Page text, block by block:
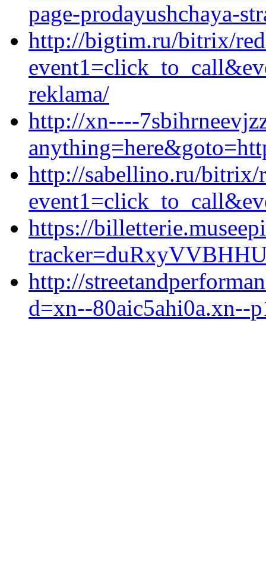
page-prodayushchaya-
http://bigtim.ru/bitrix/
reklama/
http://xn----
http://sabellino.ru/bitrix/
https://
http://
d=xn--80aic5ahi0a.xn--